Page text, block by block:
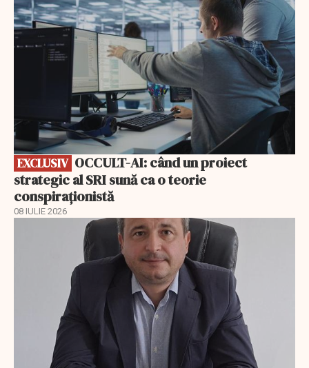
EXCLUSIV
strategic al SRI sună ca o teorie
conspiraționistă
08 IULIE 2026